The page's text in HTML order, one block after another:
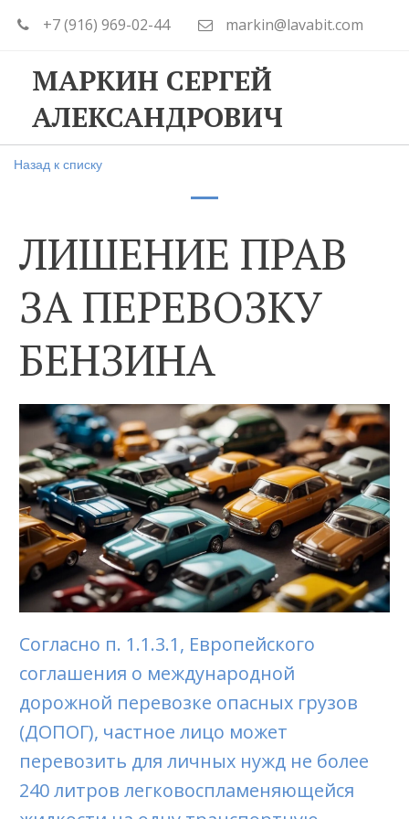
+7 (916) 969-02-44 markin@lavabit.com
МАРКИН СЕРГЕЙ
АЛЕКСАНДРОВИЧ
Назад к списку
ЛИШЕНИЕ ПРАВ
ЗА ПЕРЕВОЗКУ
БЕНЗИНА
Согласно п. 1.1.3.1, Европейского
соглашения о международной
дорожной перевозке опасных грузов
(ДОПОГ), частное лицо может
перевозить для личных нужд не более
240 литров легковоспламеняющейся